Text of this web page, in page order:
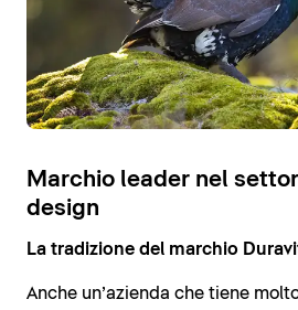
Marchio leader nel
design
La tradizione del marchio
Anche un’azienda che tiene